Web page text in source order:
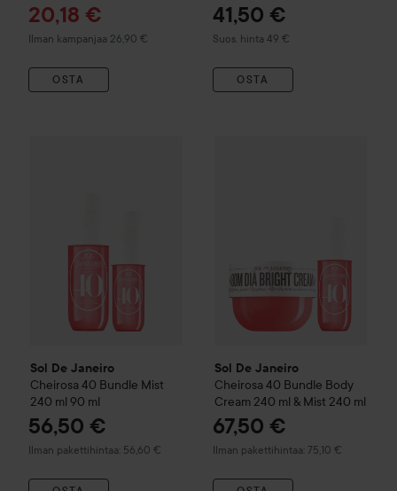
Tarjoushinta
20,18 €
Ilman kampanjaa 26,90 €
OSTA
41,50 €
Suos. hinta 49 €
Suositeltu hinta 49 €
OSTA
Sol De Janeiro
Cheirosa 40 Bundle Mist
240 ml 90 ml
56,50 €
Ilman pakettihintaa: 56,60 €
Sol De Janeiro
Cheirosa 40 Bundle Body
Cream 240 ml & Mist 240 ml
67,50 €
Ilman pakettihintaa: 75,10 €